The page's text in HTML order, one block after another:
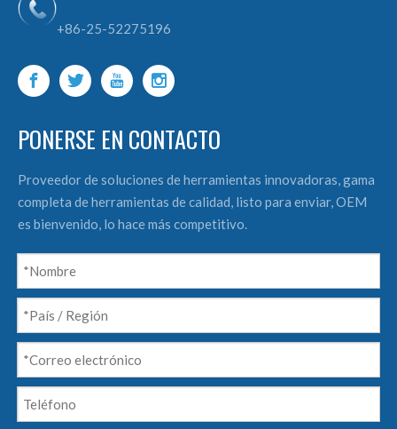
+86-25-52275196
PONERSE EN CONTACTO
Proveedor de soluciones de herramientas innovadoras, gama
completa de herramientas de calidad, listo para enviar, OEM
es bienvenido, lo hace más competitivo.